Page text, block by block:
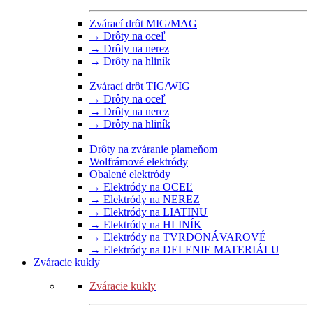
Zvárací drôt MIG/MAG
→ Drôty na oceľ
→ Drôty na nerez
→ Drôty na hliník
Zvárací drôt TIG/WIG
→ Drôty na oceľ
→ Drôty na nerez
→ Drôty na hliník
Drôty na zváranie plameňom
Wolfrámové elektródy
Obalené elektródy
→ Elektródy na OCEĽ
→ Elektródy na NEREZ
→ Elektródy na LIATINU
→ Elektródy na HLINÍK
→ Elektródy na TVRDONÁVAROVÉ
→ Elektródy na DELENIE MATERIÁLU
Zváracie kukly
Zváracie kukly